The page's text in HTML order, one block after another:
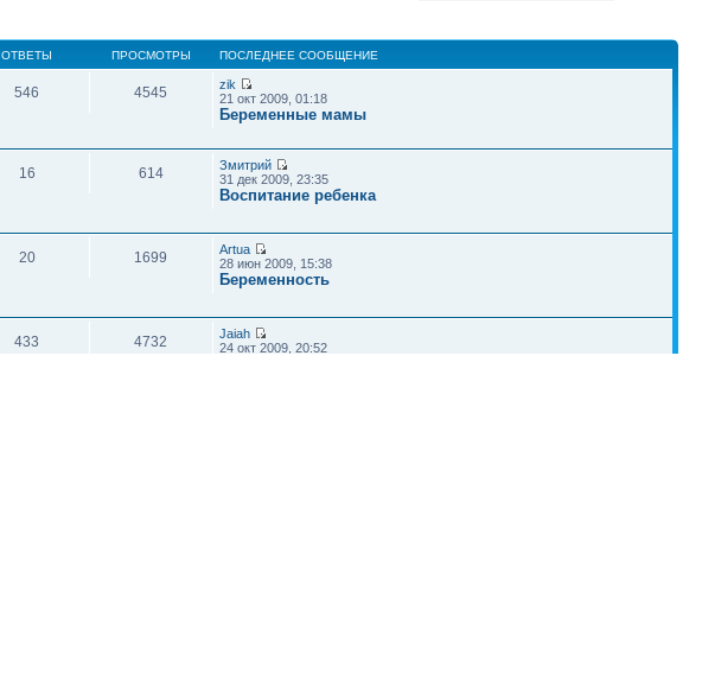
ОТВЕТЫ ПРОСМОТРЫ ПОСЛЕДНЕЕ СООБЩЕНИЕ
546 4545
zik
21 окт 2009, 01:18
Беременные мамы
16 614
Змитрий
31 дек 2009, 23:35
Воспитание ребенка
20 1699
Artua
28 июн 2009, 15:38
Беременность
433 4732
Jaiah
24 окт 2009, 20:52